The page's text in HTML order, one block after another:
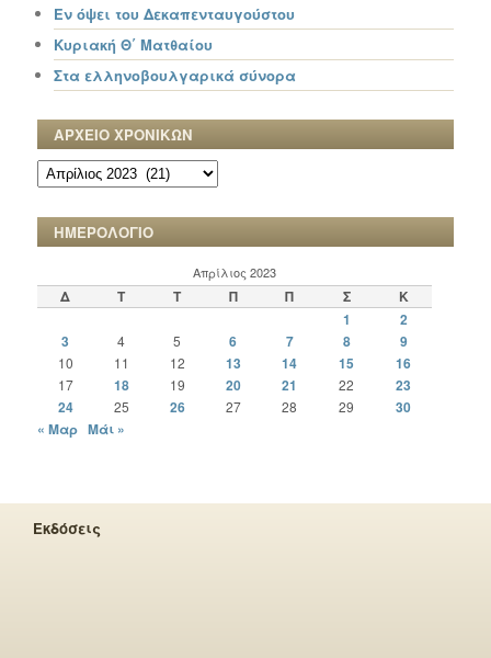
Εν όψει του Δεκαπενταυγούστου
Κυριακή Θ΄ Ματθαίου
Στα ελληνοβουλγαρικά σύνορα
ΑΡΧΕΙΟ ΧΡΟΝΙΚΩΝ
ΑΡΧΕΙΟ
ΧΡΟΝΙΚΩΝ
ΗΜΕΡΟΛΟΓΙΟ
Απρίλιος 2023
Δ Τ Τ Π Π Σ
Κ
1
2
3
4 5 6 7 8 9
10 11 12 13 14 15 16
17 18 19 20 21 22
23
24
25 26 27 28 29
30
« Μαρ Μάι »
Εκδόσεις